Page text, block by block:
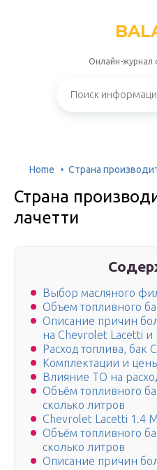
Онлайн-журнал
Home Страна
Страна
лачетти
Выбор масляного
Объем топливного
Описание причин
на Chevrolet Lacetti
Расход топлива, бак
Комплектации и
Влияние ТО на
Объём топливного
сколько литров
Chevrolet Lacetti 1.4
Объём топливного
сколько литров
Описание причин